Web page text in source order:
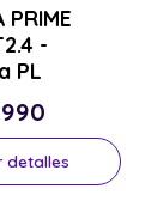
PRIME
-
PL
detalles